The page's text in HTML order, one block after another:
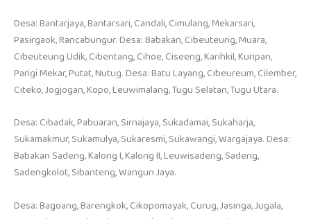
Desa: Bantarjaya, Bantarsari, Candali, Cimulang, Mekarsari,
Pasirgaok, Rancabungur. Desa: Babakan, Cibeuteung, Muara,
Cibeuteung Udik, Cibentang, Cihoe, Ciseeng, Karihkil, Kuripan,
Parigi Mekar, Putat, Nutug. Desa: Batu Layang, Cibeureum, Cilember,
Citeko, Jogjogan, Kopo, Leuwimalang, Tugu Selatan, Tugu Utara.
Desa: Cibadak, Pabuaran, Sirnajaya, Sukadamai, Sukaharja,
Sukamakmur, Sukamulya, Sukaresmi, Sukawangi, Wargajaya. Desa:
Babakan Sadeng, Kalong I, Kalong II, Leuwisadeng, Sadeng,
Sadengkolot, Sibanteng, Wangun Jaya.
Desa: Bagoang, Barengkok, Cikopomayak, Curug, Jasinga, Jugala,